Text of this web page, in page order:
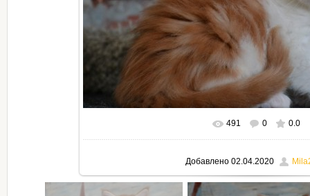
В реальном размере 795x530
491 0 0.0
Добавлено02.04.2020